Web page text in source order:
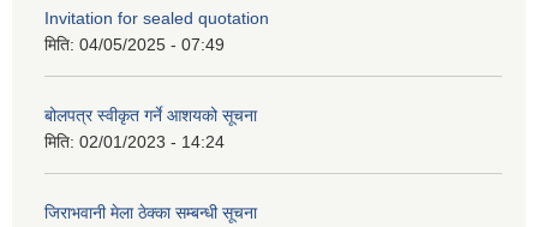
Invitation for sealed quotation
मिति: 04/05/2025 - 07:49
बोलपत्र स्वीकृत गर्ने आशयको सूचना
मिति: 02/01/2023 - 14:24
जिराभवानी मेला ठेक्का सम्बन्धी सूचना